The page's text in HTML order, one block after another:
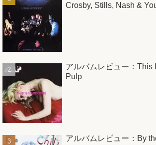
Crosby, Stills, Nash &
アルバムレビュー：This
Pulp
アルバムレビュー：By